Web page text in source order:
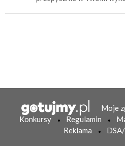
Moje
Konkursy
Regulamin
Reklama